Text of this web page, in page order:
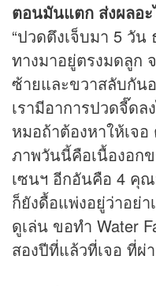
ตอนมันแตก ส่งผลอะ
“ปวดตึงเจ็บมา 5 วัน
ทางมาอยู่ตรงมดลูก
ซ้ายและขวาสลับกัน
เรามีอาการปวดจี๊ด
หมอถ้าต้องหาให้เจอ
ภาพวันนี้คือเนื้องอก
เซนฯ อีกอันคือ 4 คุณ
ก็ยังดื้อแพ่งอยู่ว่าอย่า
ดูเล่น ขอทำ Water
สองปีที่แล้วที่เจอ ที่ผ่